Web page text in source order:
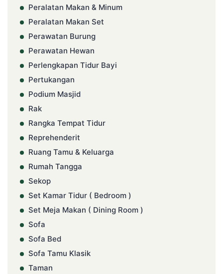
Peralatan Makan & Minum
Peralatan Makan Set
Perawatan Burung
Perawatan Hewan
Perlengkapan Tidur Bayi
Pertukangan
Podium Masjid
Rak
Rangka Tempat Tidur
Reprehenderit
Ruang Tamu & Keluarga
Rumah Tangga
Sekop
Set Kamar Tidur ( Bedroom )
Set Meja Makan ( Dining Room )
Sofa
Sofa Bed
Sofa Tamu Klasik
Taman